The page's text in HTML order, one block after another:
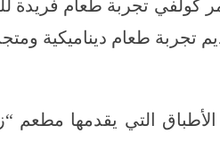
كولفي تجربة طعام فريدة
تجربة طعام ديناميكية
التي يقدمها